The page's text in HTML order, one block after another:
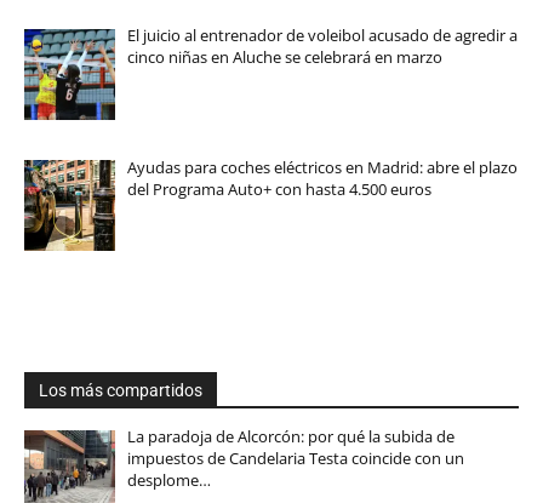
El juicio al entrenador de voleibol acusado de agredir a
cinco niñas en Aluche se celebrará en marzo
Ayudas para coches eléctricos en Madrid: abre el plazo
del Programa Auto+ con hasta 4.500 euros
Los más compartidos
La paradoja de Alcorcón: por qué la subida de
impuestos de Candelaria Testa coincide con un
desplome…